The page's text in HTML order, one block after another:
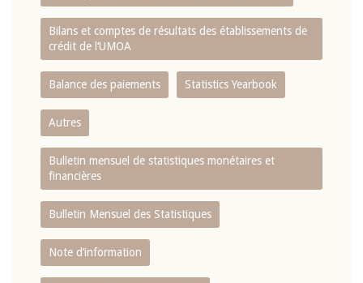
Bilans et comptes de résultats des établissements de
crédit de l‘UMOA
Balance des paiements Statistics Yearbook
Autres
Bulletin mensuel de statistiques monétaires et
financières
Bulletin Mensuel des Statistiques
Note d’information